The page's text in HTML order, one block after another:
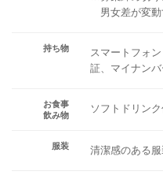
男女差が変動
持ち物
スマートフォ
証、マイナンバ
お食事
飲み物
ソフトドリンク
服装 清潔感のある服